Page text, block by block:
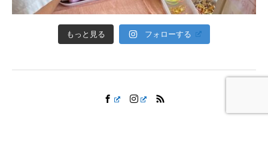
もっと見る フォローする